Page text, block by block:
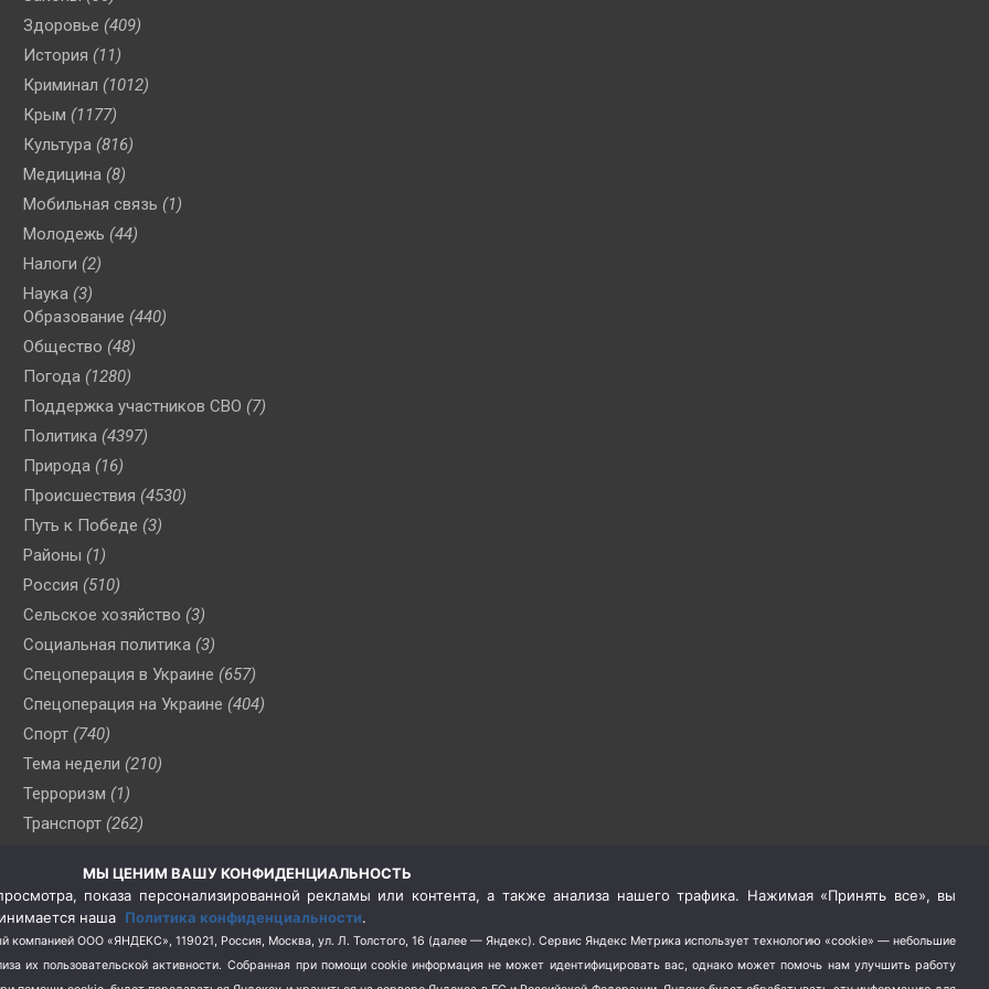
Здоровье (409)
История (11)
Криминал (1012)
Крым (1177)
Культура (816)
Медицина (8)
Мобильная связь (1)
Молодежь (44)
Налоги (2)
Наука (3)
Образование (440)
Общество (48)
Погода (1280)
Поддержка участников СВО (7)
Политика (4397)
Природа (16)
Происшествия (4530)
Путь к Победе (3)
Районы (1)
Россия (510)
Сельское хозяйство (3)
Социальная политика (3)
Спецоперация в Украине (657)
Спецоперация на Украине (404)
Спорт (740)
Тема недели (210)
Терроризм (1)
Транспорт (262)
(76)
Цены (2)
Школа и спорт (2)
Экология (8)
МЫ ЦЕНИМ ВАШУ КОНФИДЕНЦИАЛЬНОСТЬ
показа персонализированной рекламы или контента, а также анализа нашего трафика. Нажимая «Принять все», вы
наша Политика конфиденциальности.
компанией ООО «ЯНДЕКС», 119021, Россия, Москва, ул. Л. Толстого, 16 (далее — Яндекс). Сервис Яндекс Метрика использует технологию «cookie» — небольшие
их пользовательской активности. Собранная при помощи cookie информация не может идентифицировать вас, однако может помочь нам улучшить работу